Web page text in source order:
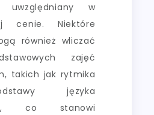
w
cenie. Niektóre
również wliczać
zajęć
takich jak rytmika
języka
co stanowi